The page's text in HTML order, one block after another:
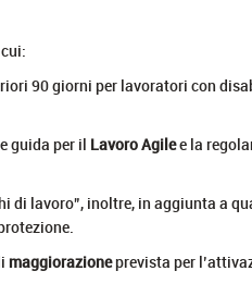
90 giorni per lavoratori con
guida per il Lavoro Agilee la
di lavoro”, inoltre, in aggiunta a
maggiorazioneprevista per